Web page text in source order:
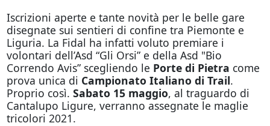
Iscrizioni aperte e tante novità per le belle gare
disegnate sui sentieri di confine tra Piemonte e
Liguria. La Fidal ha infatti voluto premiare i
volontari dell’Asd “Gli Orsi” e della Asd "Bio
Correndo Avis” scegliendo le Porte di Pietra come
prova unica di Campionato Italiano di Trail.
Proprio così. Sabato 15 maggio, al traguardo di
Cantalupo Ligure, verranno assegnate le maglie
tricolori 2021.